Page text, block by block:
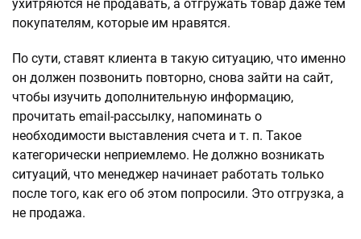
ухитряются не продавать, а отгружать товар даже тем
покупателям, которые им нравятся.
По сути, ставят клиента в такую ситуацию, что именно
он должен позвонить повторно, снова зайти на сайт,
чтобы изучить дополнительную информацию,
прочитать email-рассылку, напоминать о
необходимости выставления счета и т. п. Такое
категорически неприемлемо. Не должно возникать
ситуаций, что менеджер начинает работать только
после того, как его об этом попросили. Это отгрузка, а
не продажа.